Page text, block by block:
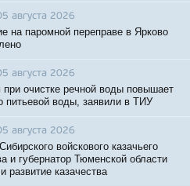
августа 2026
на паромной переправе в Ярково
августа 2026
при очистке речной воды повышает
питьевой воды, заявили в ТИУ
августа 2026
войскового казачьего
и губернатор Тюменской области
развитие казачества